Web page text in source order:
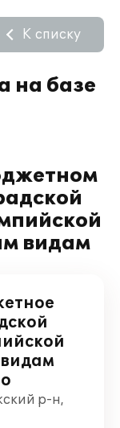
на базе
видам
К списку
р-н,